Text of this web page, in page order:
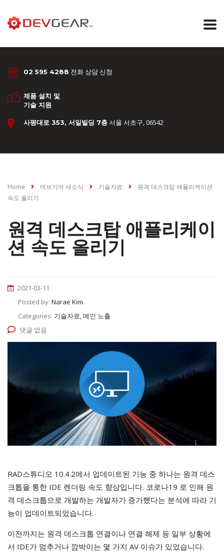
02 595 4288 전화 상담 신청
제품 설치 및
기술 지원
사평대로 353, 서일빌딩 7층서울 서초구, 06542
Home 데브기어 새소식 기술자료
원격 데스크탑 애플리케이션
속도 올리기
원격 데스크탑 애플리케이
션 속도 올리기
2021-03-11
Posted by: Narae Kim
Categories: 기술자료, 메인 노출
댓글 없음
RAD스튜디오 10.4.2에서 업데이트된 기능 중 하나는 원격 데스
크톱을 통한 IDE 렌더링 속도 향상입니다. 코로나19 로 인해 원
격 데스크톱으로 개발하는 개발자가 증가했다는 분석에 따라 기
능이 업데이트되었습니다.
이전까지는 원격 데스크톱 연결이나 연결 해제 등 일부 상황에
서 IDE가 멈추거나 깜박이는 몇 가지 AV 이슈가 있었습니다.